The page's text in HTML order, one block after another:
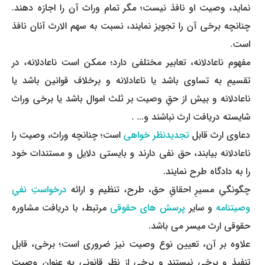
نماید، وصیت او نافذ نیست؛ مگر تمام وراث آن را اجازه دهند.
چنانچه برخی آن را تجویز نمایند، نسبت به سهم ­الارث آنان نافذ
است.
مفهوم ناعادلانه، تعابیر مختلفی دارد؛ ممکن است ناعادلانه، در
تقسیمِ به تساوی باشد یا ناعادلانه و برخلاف قوانین باشد یا
ناعادلانه و بیش از حقِ وصیت بر ثلث اموال باشد یا برخی وراث
شایسته دریافت ارث نباشند و... .
دعاوی ارث قابل تجدید­نظر­ خواهی است؛ چنانچه وراث، وصیت را
ناعادلانه بیابند، حق نفی دارند و بایستی دلایل و مستندات خود
را به دادگاه طرح نمایند.
چگونگیِ مسیرِ احقاقِ حق، طرح، تنظیم و ارائه درخواستِ نفیِ
وصیت­نامه و سایر پرسش ­های حقوقی مرتبط، با دریافت مشاوره
حقوقی ارث میسر می ­باشد.
علاوه بر آن، تعیین نوع وصیت نیز ضروری است؛ برخی، قابل